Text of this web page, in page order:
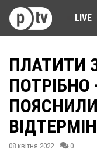
LIVE
ПЛАТИТИ
08 квітня 2022 0